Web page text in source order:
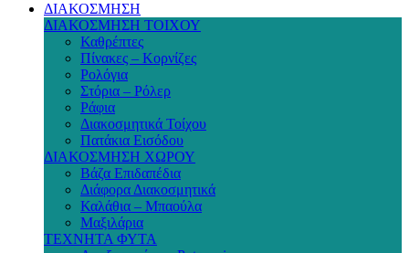
ΔΙΑΚΟΣΜΗΣΗ
ΔΙΑΚΟΣΜΗΣΗ ΤΟΙΧΟΥ
Καθρέπτες
Πίνακες – Κορνίζες
Ρολόγια
Στόρια – Ρόλερ
Ράφια
Διακοσμητικά Τοίχου
Πατάκια Εισόδου
ΔΙΑΚΟΣΜΗΣΗ ΧΩΡΟΥ
Βάζα Επιδαπέδια
Διάφορα Διακοσμητικά
Καλάθια – Μπαούλα
Μαξιλάρια
ΤΕΧΝΗΤΑ ΦΥΤΑ